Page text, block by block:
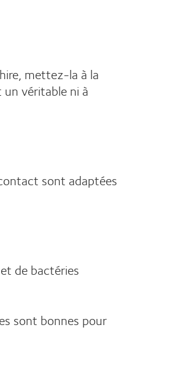
mettez-la à la
véritable ni à
sont adaptées
de bactéries
sont bonnes pour